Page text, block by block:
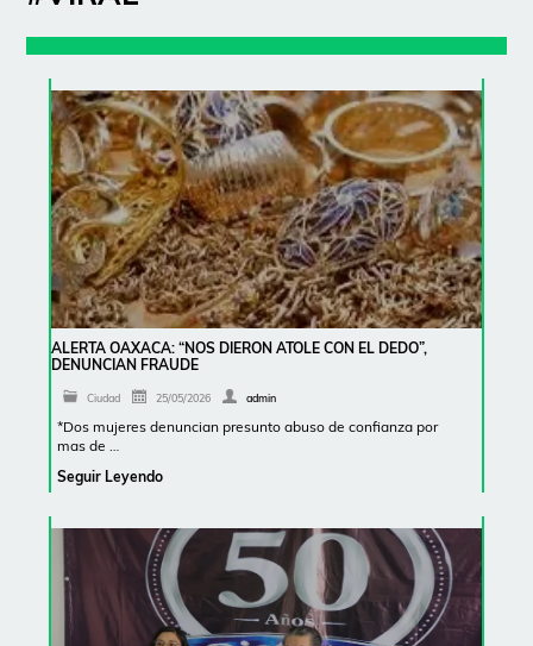
ALERTA OAXACA: “NOS DIERON ATOLE CON EL DEDO”,
DENUNCIAN FRAUDE
Ciudad 25/05/2026 admin
*Dos mujeres denuncian presunto abuso de confianza por
mas de …
Seguir Leyendo